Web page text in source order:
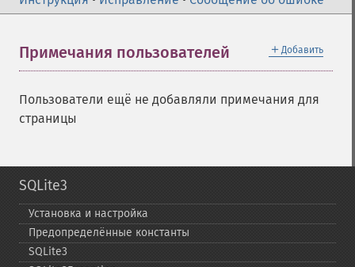
＋ Добавить
Примечания пользователей
Пользователи ещё не добавляли примечания для
страницы
SQLite3
Установка и настройка
Предопределённые константы
SQLite3